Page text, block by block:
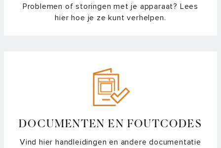
Problemen of storingen met je apparaat? Lees
hier hoe je ze kunt verhelpen.
DOCUMENTEN EN FOUTCODES
Vind hier handleidingen en andere documentatie